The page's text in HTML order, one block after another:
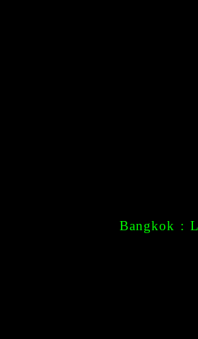
Bangkok :